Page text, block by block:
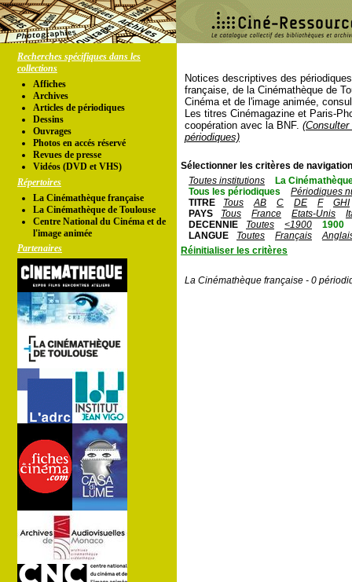
Recherches spécifiques dans les
collections
Affiches
Archives
Articles de périodiques
Dessins
Ouvrages
Photos en accés réservé
Revues de presse
Vidéos (DVD et VHS)
Répertoires
La Cinémathèque française
La Cinémathèque de Toulouse
Centre National du Cinéma et de
l'image animée
Partenaires
Notices descriptives des
française, de la Cinémathèque de
Cinéma et de l'image animée,
Les titres Cinémagazine et Paris-
coopération avec la BNF.
périodiques)
Sélectionner les critères de
Toutes institutions
La
Tous les périodiques
Périodiques
TITRE
Tous AB C DE F
GHI
PAYS
Tous France Etats-Unis
DECENNIE
Toutes <1900
1900
LANGUE
Toutes Français
Réinitialiser les critères
La Cinémathèque française - 0